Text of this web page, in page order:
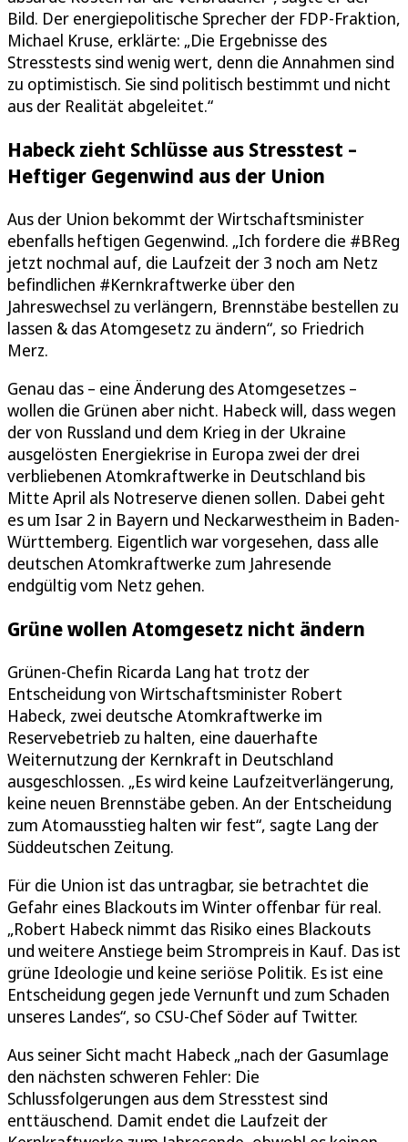
Bild. Der energiepolitische Sprecher der FDP-Fraktion,
Michael Kruse, erklärte: „Die Ergebnisse des
Stresstests sind wenig wert, denn die Annahmen sind
zu optimistisch. Sie sind politisch bestimmt und nicht
aus der Realität abgeleitet.“
Habeck zieht Schlüsse aus Stresstest –
Heftiger Gegenwind aus der Union
Aus der Union bekommt der Wirtschaftsminister
ebenfalls heftigen Gegenwind. „Ich fordere die #BReg
jetzt nochmal auf, die Laufzeit der 3 noch am Netz
befindlichen #Kernkraftwerke über den
Jahreswechsel zu verlängern, Brennstäbe bestellen zu
lassen & das Atomgesetz zu ändern“, so Friedrich
Merz.
Genau das – eine Änderung des Atomgesetzes –
wollen die Grünen aber nicht. Habeck will, dass wegen
der von Russland und dem Krieg in der Ukraine
ausgelösten Energiekrise in Europa zwei der drei
verbliebenen Atomkraftwerke in Deutschland bis
Mitte April als Notreserve dienen sollen. Dabei geht
es um Isar 2 in Bayern und Neckarwestheim in Baden-
Württemberg. Eigentlich war vorgesehen, dass alle
deutschen Atomkraftwerke zum Jahresende
endgültig vom Netz gehen.
Grüne wollen Atomgesetz nicht ändern
Grünen-Chefin Ricarda Lang hat trotz der
Entscheidung von Wirtschaftsminister Robert
Habeck, zwei deutsche Atomkraftwerke im
Reservebetrieb zu halten, eine dauerhafte
Weiternutzung der Kernkraft in Deutschland
ausgeschlossen. „Es wird keine Laufzeitverlängerung,
keine neuen Brennstäbe geben. An der Entscheidung
zum Atomausstieg halten wir fest“, sagte Lang der
Süddeutschen Zeitung.
Für die Union ist das untragbar, sie betrachtet die
Gefahr eines Blackouts im Winter offenbar für real.
„Robert Habeck nimmt das Risiko eines Blackouts
und weitere Anstiege beim Strompreis in Kauf. Das ist
grüne Ideologie und keine seriöse Politik. Es ist eine
Entscheidung gegen jede Vernunft und zum Schaden
unseres Landes“, so CSU-Chef Söder auf Twitter.
Aus seiner Sicht macht Habeck „nach der Gasumlage
den nächsten schweren Fehler: Die
Schlussfolgerungen aus dem Stresstest sind
enttäuschend. Damit endet die Laufzeit der